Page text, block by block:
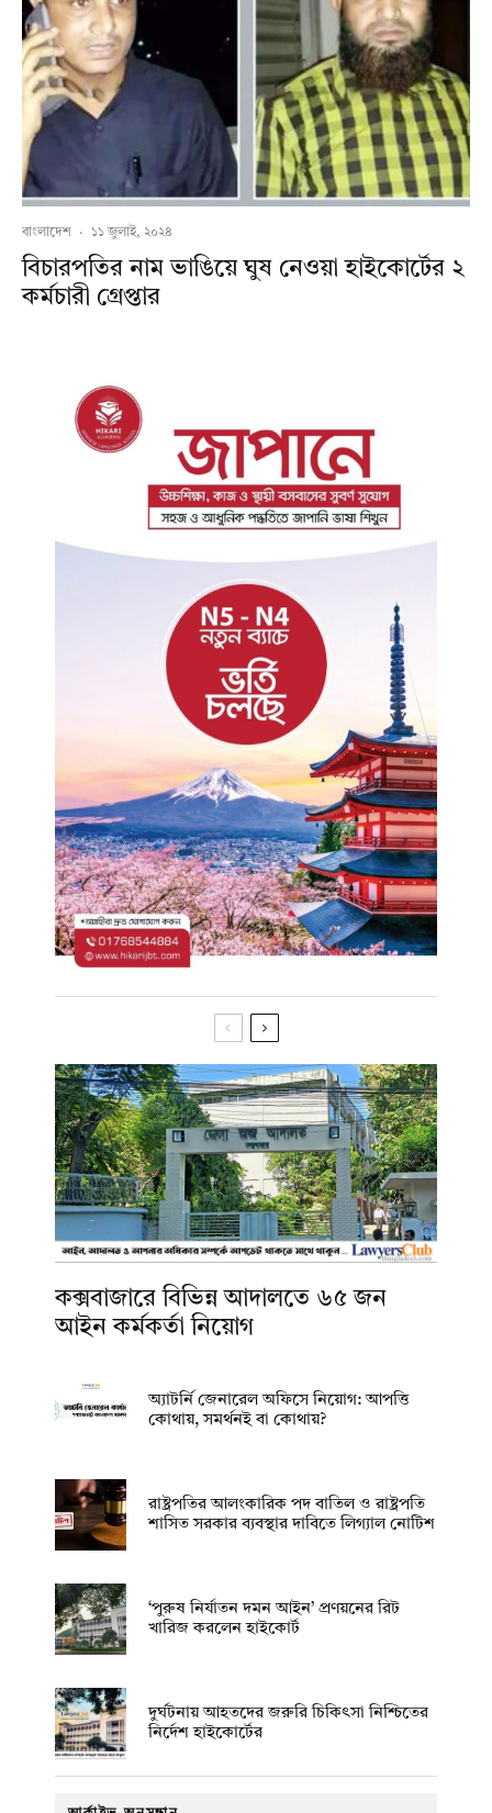
বাংলাদেশ · ১১ জুলাই, ২০২৪
বিচারপতির নাম ভাঙিয়ে ঘুষ নেওয়া হাইকোর্টের ২
কর্মচারী গ্রেপ্তার
কক্সবাজারে বিভিন্ন আদালতে ৬৫ জন
আইন কর্মকর্তা নিয়োগ
অ্যাটর্নি জেনারেল অফিসে নিয়োগ: আপত্তি
কোথায়, সমর্থনই বা কোথায়?
রাষ্ট্রপতির আলংকারিক পদ বাতিল ও রাষ্ট্রপতি
শাসিত সরকার ব্যবস্থার দাবিতে লিগ্যাল নোটিশ
‘পুরুষ নির্যাতন দমন আইন’ প্রণয়নের রিট
খারিজ করলেন হাইকোর্ট
দুর্ঘটনায় আহতদের জরুরি চিকিৎসা নিশ্চিতের
নির্দেশ হাইকোর্টের